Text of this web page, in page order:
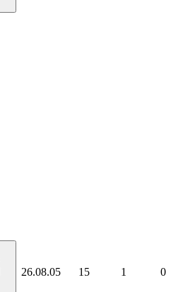
26.08.05 15 1 0